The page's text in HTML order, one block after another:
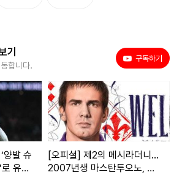
기
합니다.
구독하기
양발 슈
유명
[오피셜] 제2의 메시라더니...
2007년생 마스탄투오노, 레